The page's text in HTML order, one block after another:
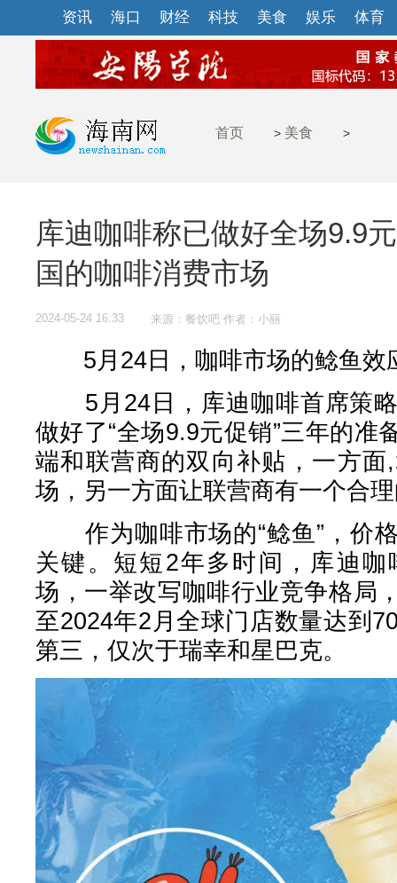
资讯 海口 财经 科技 美食 娱乐 体育
首页 > 美食 >
库迪咖啡称已做好全场9.9
国的咖啡消费市场
2024-05-24 16:33 来源：餐饮吧 作者：小丽
5月24日，咖啡市场的鲶鱼效
5月24日，库迪咖啡首席策略
做好了“全场9.9元促销”三年的准
端和联营商的双向补贴，一方
场，另一方面让联营商有一个合
作为咖啡市场的“鲶鱼”，价
关键。短短2年多时间，库迪
场，一举改写咖啡行业竞争格局
至2024年2月全球门店数量达到
第三，仅次于瑞幸和星巴克。